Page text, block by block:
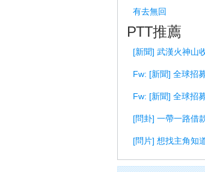
有去無回
PTT推薦
[新聞] 武漢火神山
Fw: [新聞] 全球招
Fw: [新聞] 全球招
[問卦] 一帶一路借
[問片] 想找主角知